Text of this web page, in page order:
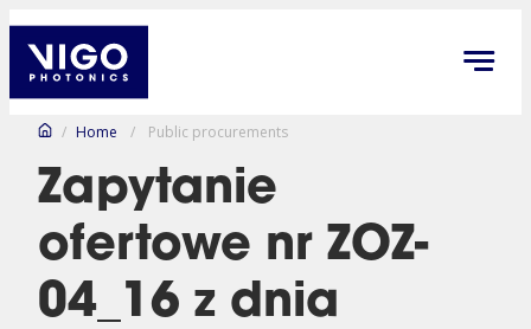
/ Home / Public procurements
Zapytanie
ofertowe nr ZOZ-
04_16 z dnia